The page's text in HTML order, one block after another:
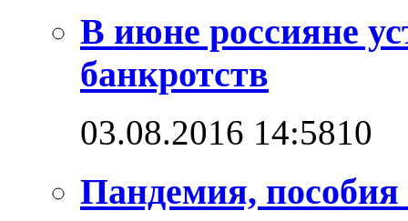
В июне россияне
банкротств
03.08.2016 14:5810
Пандемия, пособия